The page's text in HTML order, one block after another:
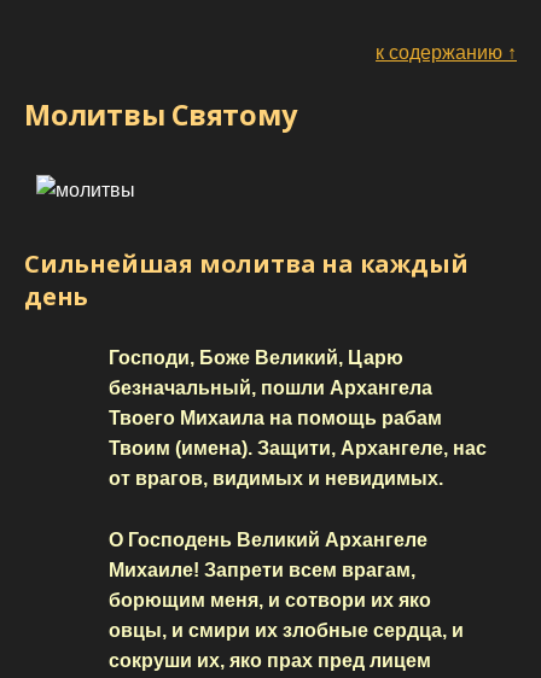
к содержанию ↑
Молитвы Святому
Сильнейшая молитва на каждый
день
Господи, Боже Великий, Царю
безначальный, пошли Архангела
Твоего Михаила на помощь рабам
Твоим (имена). Защити, Архангеле, нас
от врагов, видимых и невидимых.
О Господень Великий Архангеле
Михаиле! Запрети всем врагам,
борющим меня, и сотвори их яко
овцы, и смири их злобные сердца, и
сокруши их, яко прах пред лицем